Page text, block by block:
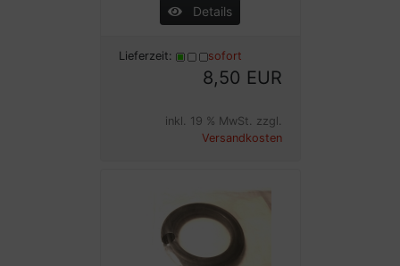
Details
Lieferzeit: sofort
8,50 EUR
inkl. 19 % MwSt. zzgl.
Versandkosten